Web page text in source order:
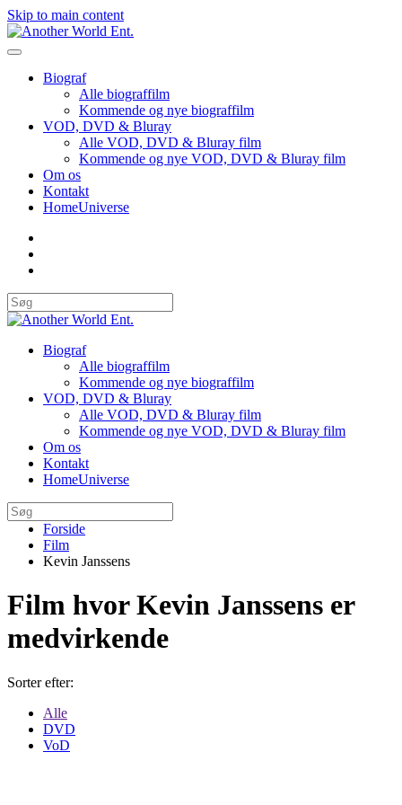
Skip to main content
Biograf
Alle biograffilm
Kommende og nye biograffilm
VOD, DVD & Bluray
Alle VOD, DVD & Bluray film
Kommende og nye VOD, DVD & Bluray film
Om os
Kontakt
HomeUniverse
Biograf
Alle biograffilm
Kommende og nye biograffilm
VOD, DVD & Bluray
Alle VOD, DVD & Bluray film
Kommende og nye VOD, DVD & Bluray film
Om os
Kontakt
HomeUniverse
Forside
Film
Kevin Janssens
Film hvor Kevin Janssens er
medvirkende
Sorter efter:
Alle
DVD
VoD